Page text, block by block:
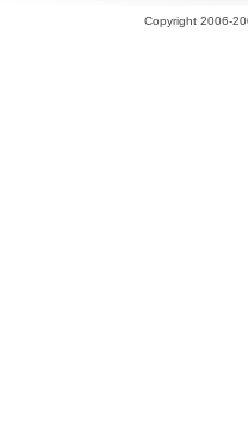
Copyright 2006-